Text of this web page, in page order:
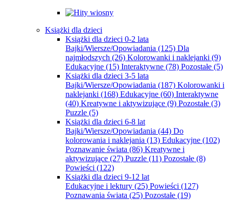
Książki dla dzieci
Książki dla dzieci 0-2 lata
Bajki/Wiersze/Opowiadania (125) Dla
najmłodszych (26) Kolorowanki i naklejanki (9)
Edukacyjne (15) Interaktywne (78) Pozostałe (5)
Książki dla dzieci 3-5 lata
Bajki/Wiersze/Opowiadania (187) Kolorowanki i
naklejanki (168) Edukacyjne (60) Interaktywne
(40) Kreatywne i aktywizujące (9) Pozostałe (3)
Puzzle (5)
Książki dla dzieci 6-8 lat
Bajki/Wiersze/Opowiadania (44) Do
kolorowania i naklejania (13) Edukacyjne (102)
Poznawanie świata (86) Kreatywne i
aktywizujące (27) Puzzle (11) Pozostałe (8)
Powieści (122)
Książki dla dzieci 9-12 lat
Edukacyjne i lektury (25) Powieści (127)
Poznawania świata (25) Pozostałe (19)